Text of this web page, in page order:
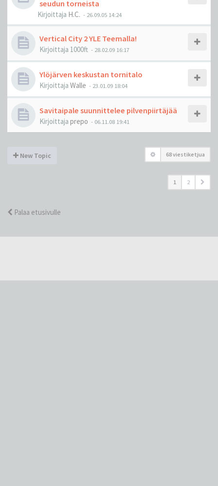
seudun torneista
Kirjoittaja H.C. - 26.09.05 14:24
Vertical City 2 YLE Teemalla!
Kirjoittaja 1000ft - 28.02.09 16:17
Ylöjärven keskustan tornitalo
Kirjoittaja Walle - 23.01.09 18:04
Savitaipale suunnittelee pilvenpiirtäjää
Kirjoittaja prepo - 06.11.08 19:41
New Topic 68 viestiketjua
1 2
Palaa etusivulle